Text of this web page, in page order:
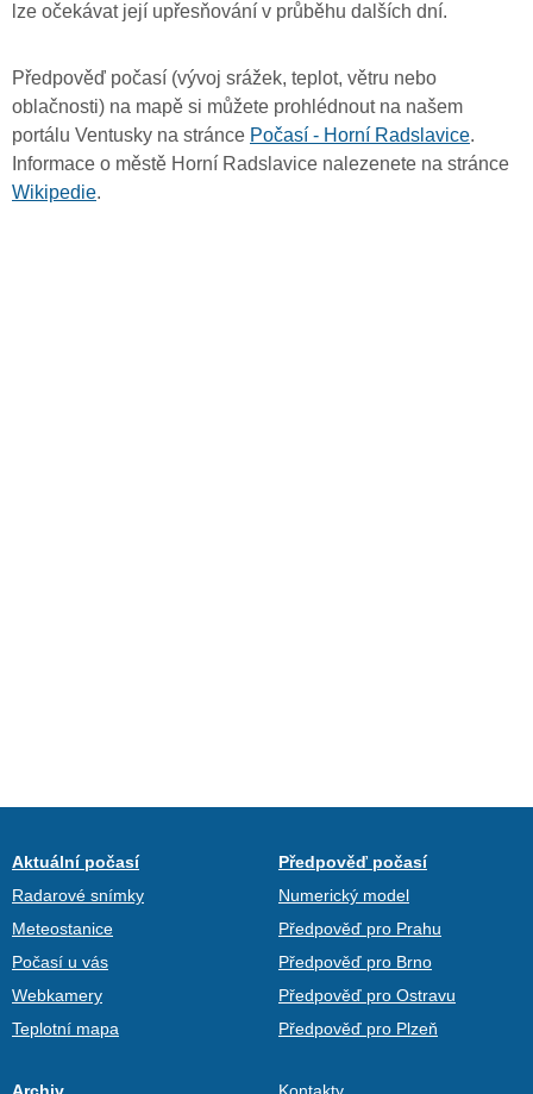
lze očekávat její upřesňování v průběhu dalších dní.
Předpověď počasí (vývoj srážek, teplot, větru nebo
oblačnosti) na mapě si můžete prohlédnout na našem
portálu Ventusky na stránce Počasí - Horní Radslavice.
Informace o městě Horní Radslavice nalezenete na stránce
Wikipedie.
Aktuální počasí
Radarové snímky
Meteostanice
Počasí u vás
Webkamery
Teplotní mapa
Předpověď počasí
Numerický model
Předpověď pro Prahu
Předpověď pro Brno
Předpověď pro Ostravu
Předpověď pro Plzeň